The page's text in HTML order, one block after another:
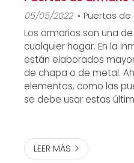
05/05/2022 Puertas de
Los armarios son una
cualquier hogar. En la
están elaborados
de chapa o de metal.
elementos, como las
se debe usar estas
LEER MÁS